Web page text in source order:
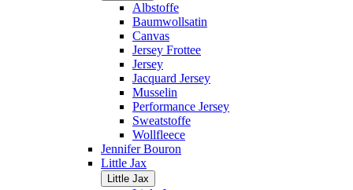
Albstoffe
Baumwollsatin
Canvas
Jersey Frottee
Jersey
Jacquard Jersey
Musselin
Performance Jersey
Sweatstoffe
Wollfleece
Jennifer Bouron
Little Jax
Little Jax